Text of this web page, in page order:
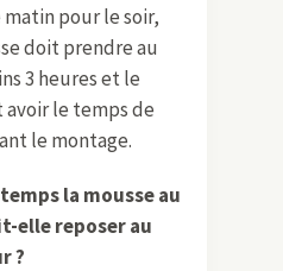
pour le soir,
doit prendre au
3 heures et le
le temps de
le montage.
la mousse au
elle reposer au
?